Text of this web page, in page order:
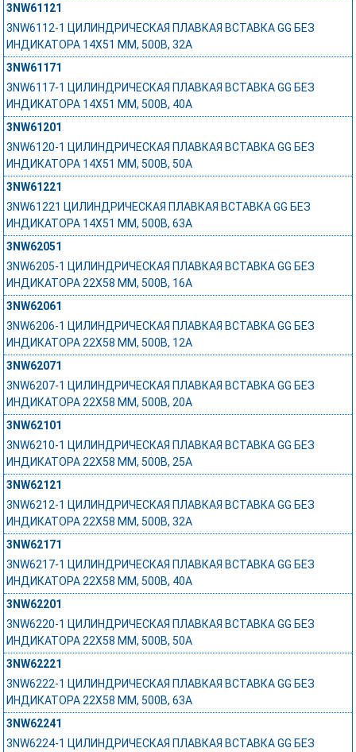
3NW61121
3NW6112-1 ЦИЛИНДРИЧЕСКАЯ ПЛАВКАЯ ВСТАВКА GG БЕЗ
ИНДИКАТОРА 14Х51 ММ, 500В, 32А
3NW61171
3NW6117-1 ЦИЛИНДРИЧЕСКАЯ ПЛАВКАЯ ВСТАВКА GG БЕЗ
ИНДИКАТОРА 14Х51 ММ, 500В, 40А
3NW61201
3NW6120-1 ЦИЛИНДРИЧЕСКАЯ ПЛАВКАЯ ВСТАВКА GG БЕЗ
ИНДИКАТОРА 14Х51 ММ, 500В, 50А
3NW61221
3NW61221 ЦИЛИНДРИЧЕСКАЯ ПЛАВКАЯ ВСТАВКА GG БЕЗ
ИНДИКАТОРА 14Х51 ММ, 500В, 63А
3NW62051
3NW6205-1 ЦИЛИНДРИЧЕСКАЯ ПЛАВКАЯ ВСТАВКА GG БЕЗ
ИНДИКАТОРА 22Х58 ММ, 500В, 16А
3NW62061
3NW6206-1 ЦИЛИНДРИЧЕСКАЯ ПЛАВКАЯ ВСТАВКА GG БЕЗ
ИНДИКАТОРА 22Х58 ММ, 500В, 12А
3NW62071
3NW6207-1 ЦИЛИНДРИЧЕСКАЯ ПЛАВКАЯ ВСТАВКА GG БЕЗ
ИНДИКАТОРА 22Х58 ММ, 500В, 20А
3NW62101
3NW6210-1 ЦИЛИНДРИЧЕСКАЯ ПЛАВКАЯ ВСТАВКА GG БЕЗ
ИНДИКАТОРА 22Х58 ММ, 500В, 25А
3NW62121
3NW6212-1 ЦИЛИНДРИЧЕСКАЯ ПЛАВКАЯ ВСТАВКА GG БЕЗ
ИНДИКАТОРА 22Х58 ММ, 500В, 32А
3NW62171
3NW6217-1 ЦИЛИНДРИЧЕСКАЯ ПЛАВКАЯ ВСТАВКА GG БЕЗ
ИНДИКАТОРА 22Х58 ММ, 500В, 40А
3NW62201
3NW6220-1 ЦИЛИНДРИЧЕСКАЯ ПЛАВКАЯ ВСТАВКА GG БЕЗ
ИНДИКАТОРА 22Х58 ММ, 500В, 50А
3NW62221
3NW6222-1 ЦИЛИНДРИЧЕСКАЯ ПЛАВКАЯ ВСТАВКА GG БЕЗ
ИНДИКАТОРА 22Х58 ММ, 500В, 63А
3NW62241
3NW6224-1 ЦИЛИНДРИЧЕСКАЯ ПЛАВКАЯ ВСТАВКА GG БЕЗ